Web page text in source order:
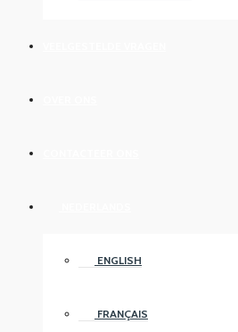
ENGLISH
FRANÇAIS